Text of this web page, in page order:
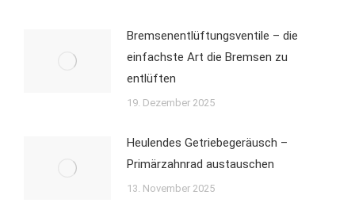
Bremsenentlüftungsventile – die
einfachste Art die Bremsen zu
entlüften
19. Dezember 2025
Heulendes Getriebegeräusch –
Primärzahnrad austauschen
13. November 2025